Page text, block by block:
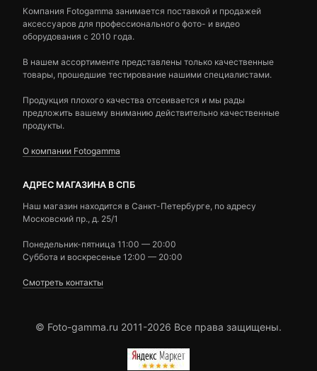
Компания Fotogamma занимается поставкой и продажей
аксессуаров для профессионального фото- и видео
оборудования с 2010 года.
В нашем ассортименте представлены только качественные
товары, прошедшие тестирование нашими специалистами.
Продукция плохого качества отсеивается и мы рады
предложить вашему вниманию действительно качественные
продукты.
О компании Fotogamma
АДРЕС МАГАЗИНА В СПБ
Наш магазин находится в Санкт-Петербурге, по адресу
Московский пр., д. 25/1
Понедельник-пятница 11:00 — 20:00
Суббота и воскресенье 12:00 — 20:00
Смотреть контакты
© Foto-gamma.ru 2011-2026 Все права защищены.